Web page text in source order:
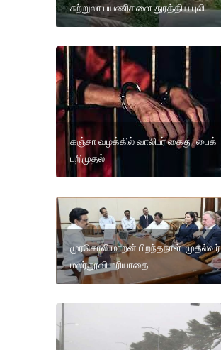
சுற்றுலா பயணிகளை துரத்திய புலி.
கஞ்சா வழக்கில் வாலிபர் கைது: பைக்
பறிமுதல்
முரசொலி மாறன் பிறந்தநாள்: முதல்வர்
மலர்தூவி மரியாதை